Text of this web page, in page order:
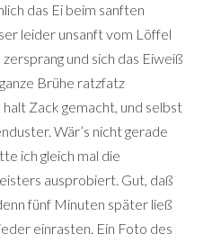
das Ei beim sanften
leider unsanft vom Löffel
und sich das Eiweiß
Brühe ratzfatz
Zack gemacht, und selbst
Wär’s nicht gerade
ich gleich mal die
ausprobiert. Gut, daß
fünf Minuten später ließ
einrasten. Ein Foto des